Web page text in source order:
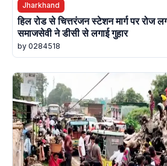
Jharkhand
हिल रोड से चित्तरंजन स्टेशन मार्ग पर रोज
समाजसेवी ने डीसी से लगाई गुहार
by 0284518